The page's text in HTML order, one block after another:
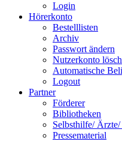
Login
Hörerkonto
Bestelllisten
Archiv
Passwort ändern
Nutzerkonto
Automatische
Logout
Partner
Förderer
Bibliotheken
Selbsthilfe/
Pressematerial